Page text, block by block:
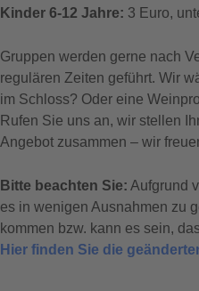
Kinder 6-12 Jahre: 3 Euro,
Gruppen werden gerne nach
regulären Zeiten geführt. Wir
im Schloss? Oder eine
Rufen Sie uns an, wir stellen
Angebot zusammen – wir
Bitte beachten Sie: Aufgrund
es in wenigen Ausnahmen zu
kommen bzw. kann es sein,
Hier finden Sie die